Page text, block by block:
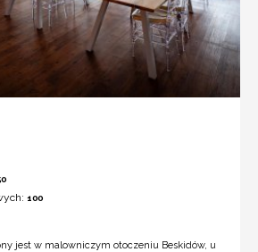
100
jest w malowniczym otoczeniu Beskidów, u